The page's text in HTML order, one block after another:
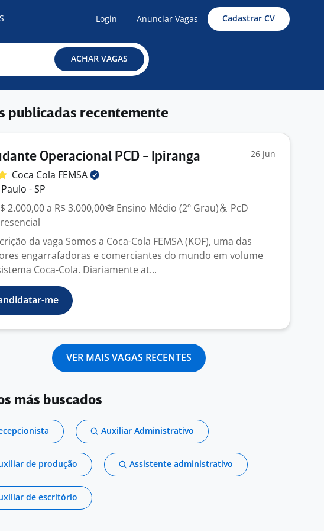
Login Anunciar Vagas Cadastrar CV
ACHAR VAGAS
publicadas recentemente
Operacional PCD - Ipiranga 26 jun
Coca Cola FEMSA
- SP
2.000,00 a R$ 3.000,00
Ensino Médio (2º Grau)
PcD
da vaga Somos a Coca-Cola FEMSA (KOF), uma das
engarrafadoras e comerciantes do mundo em volume
Coca-Cola. Diariamente at...
me
VER MAIS VAGAS RECENTES
más buscados
Auxiliar Administrativo
de produção Assistente administrativo
de escritório